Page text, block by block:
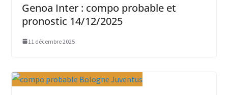
Genoa Inter : compo probable et
pronostic 14/12/2025
11 décembre 2025